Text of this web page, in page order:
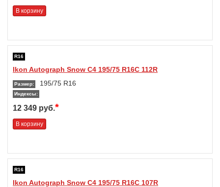
В корзину
R16
Ikon Autograph Snow C4 195/75 R16C 112R
Размер: 195/75 R16
Индексы:
12 349 руб.*
В корзину
R16
Ikon Autograph Snow C4 195/75 R16C 107R